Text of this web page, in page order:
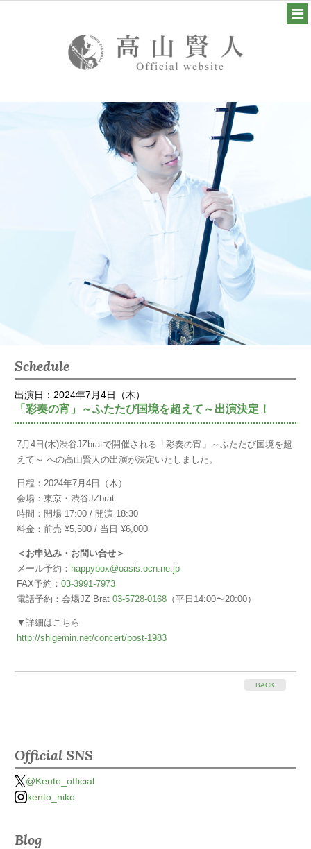
Schedule
出演日：2024年7月4日（木）
「彩奏の宵」～ふたたび国境を超えて～出演決定！
7月4日(木)渋谷JZbratで開催される「彩奏の宵」～ふたたび国境を超
えて～ への高山賢人の出演が決定いたしました。
日程：2024年7月4日（木）
会場：東京・渋谷JZbrat
時間：開場 17:00 / 開演 18:30
料金：前売 ¥5,500 / 当日 ¥6,000
＜お申込み・お問い合せ＞
メール予約： happybox@oasis.ocn.ne.jp
FAX予約：03-3991-7973
電話予約：会場JZ Brat03-5728-0168 （平日14:00〜20:00）
▼詳細はこちら
http://shigemin.net/concert/post-1983
BACK
Official SNS
@Kento_official
kento_niko
Blog